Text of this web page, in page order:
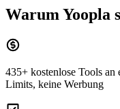
Warum Yoopla
435+ kostenlose Tools
Limits, keine Werbung